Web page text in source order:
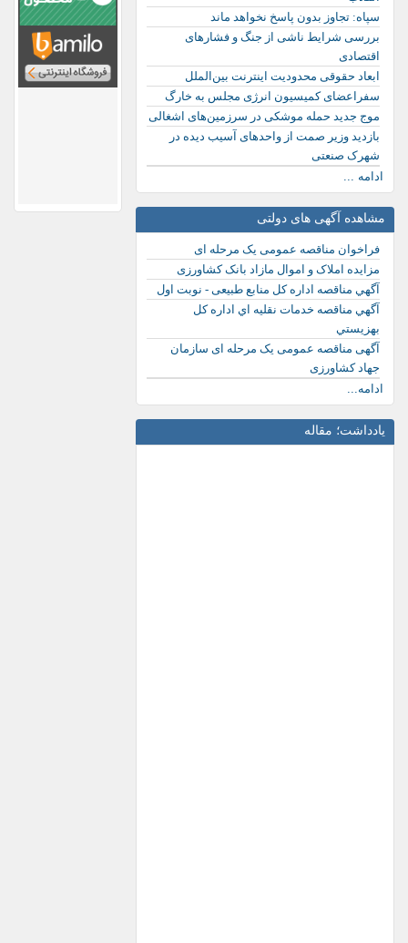
سپاه: تجاوز بدون پاسخ نخواهد ماند
بررسی شرایط ناشی از جنگ و فشارهای
اقتصادی
ابعاد حقوقی محدودیت اینترنت بین‌الملل
سفراعضای کمیسیون انرژی مجلس به خارگ
موج جدید حمله موشکی در سرزمین‌های اشغالی
بازدید وزیر صمت از واحدهای آسیب دیده در
شهرک صنعتی
ادامه ...
مشاهده آگهی های دولتی
فراخوان مناقصه عمومی یک مرحله ای
مزایده املاک و اموال مازاد بانک کشاورزی
آگهي مناقصه اداره کل منابع طبیعی - نوبت اول
آگهي مناقصه خدمات نقليه اي اداره كل
بهزيستي
آگهی مناقصه عمومی یک مرحله ای سازمان
جهاد کشاورزی
ادامه...
یادداشت؛ مقاله